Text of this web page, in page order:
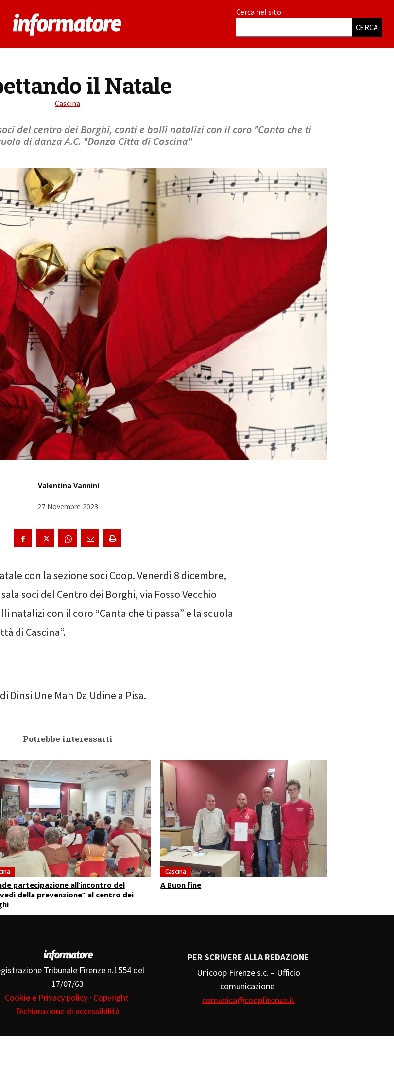
Cerca nel sito:
CERCA
il Natale
Cascina
del centro dei Borghi, canti e balli natalizi con il coro "Canta che ti
di danza A.C. "Danza Città di Cascina"
Valentina Vannini
27 Novembre 2023
con la sezione soci Coop. Venerdì 8 dicembre,
soci del Centro dei Borghi, via Fosso Vecchio
natalizi con il coro “Canta che ti passa” e la scuola
di Cascina”.
Dinsi Une Man Da Udine a Pisa.
Potrebbe interessarti
partecipazione all’incontro del
della prevenzione” al centro dei
Cascina
A Buon fine
Tribunale Firenze n.1554 del
17/07/63
Cookie e Privacy policy· Copyright
Dichiarazione di accessibilità
PER SCRIVERE ALLA REDAZIONE
Unicoop Firenze s.c. – Ufficio
comunicazione
comunica@coopfirenze.it